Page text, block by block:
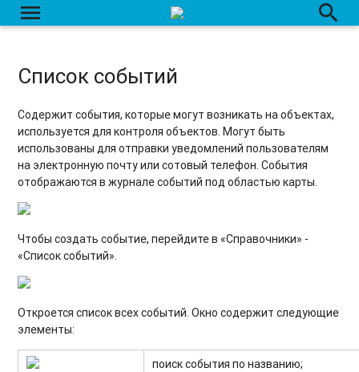
menu search
Список событий
Содержит события, которые могут возникать на объектах,
используется для контроля объектов. Могут быть
использованы для отправки уведомлений пользователям
на электронную почту или сотовый телефон. События
отображаются в журнале событий под областью карты.
Чтобы создать событие, перейдите в «Справочники» -
«Список событий».
Откроется список всех событий. Окно содержит следующие
элементы:
поиск события по названию;